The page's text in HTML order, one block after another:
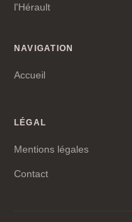
l'Hérault
NAVIGATION
Accueil
LÉGAL
Mentions légales
Contact